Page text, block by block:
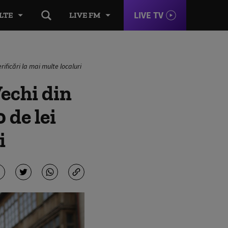
LIVE FM LIVE TV
la mai multe localuri
din
de lei